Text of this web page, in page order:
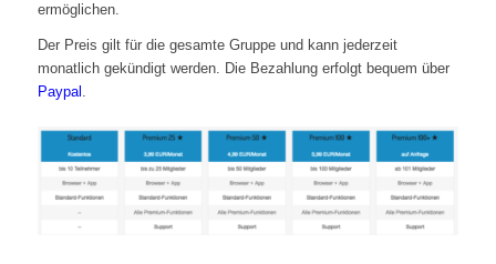
ermöglichen.
Der Preis gilt für die gesamte Gruppe und kann jederzeit
monatlich gekündigt werden. Die Bezahlung erfolgt bequem über
Paypal .